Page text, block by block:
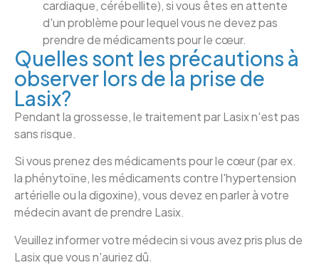
cardiaque, cérébellite), si vous êtes en attente
d'un problème pour lequel vous ne devez pas
prendre de médicaments pour le cœur.
Quelles sont les précautions à
observer lors de la prise de
Lasix?
Pendant la grossesse, le traitement par Lasix n'est pas
sans risque.
Si vous prenez des médicaments pour le cœur (par ex.
la phénytoïne, les médicaments contre l'hypertension
artérielle ou la digoxine), vous devez en parler à votre
médecin avant de prendre Lasix.
Veuillez informer votre médecin si vous avez pris plus de
Lasix que vous n'auriez dû.